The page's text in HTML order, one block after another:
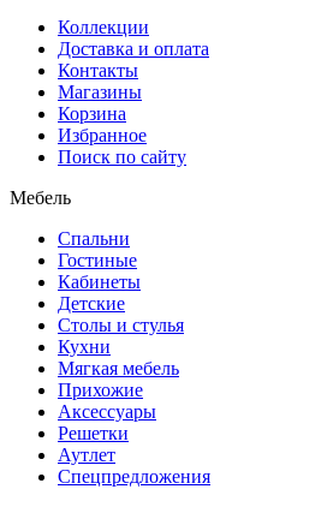
Коллекции
Доставка и оплата
Контакты
Магазины
Корзина
Избранное
Поиск по сайту
Мебель
Спальни
Гостиные
Кабинеты
Детские
Столы и стулья
Кухни
Мягкая мебель
Прихожие
Аксессуары
Решетки
Аутлет
Спецпредложения